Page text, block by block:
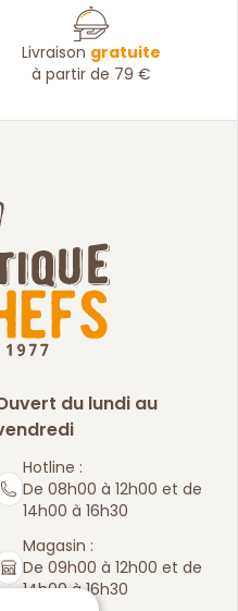
Livraison gratuite
à partir de 79 €
du lundi au
Hotline :
De 08h00 à 12h00 et de
14h00 à 16h30
Magasin :
De 09h00 à 12h00 et de
14h00 à 16h30